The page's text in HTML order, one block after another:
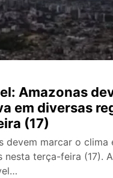
Amazonas
em diversas
(17)
devem marcar o clima
nesta terça-feira (17).